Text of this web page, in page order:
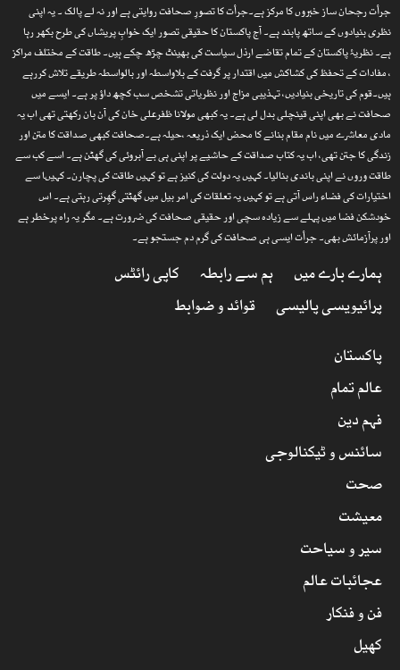
جرأت رجحان ساز خبروں کا مرکز ہے۔جرأت کا تصورِ صحافت روایتی ہے اور نہ لے پالک ۔ یہ اپنی
نظری بنیادوں کے ساتھ پابند ہے۔ آج پاکستان کا حقیقی تصور ایک خوابِ پریشاں کی طرح بکھر رہا
ہے۔ نظریۂ پاکستان کے تمام تقاضے ارذل سیاست کی بھینٹ چڑھ چکے ہیں۔ طاقت کے مختلف مراکز
، مفادات کے تحفظ کی کشاکش میں اقتدار پر گرفت کے بلاواسطہ اور بالواسطہ طریقے تلاش کررہے
ہیں۔قوم کی تاریخی بنیادیں، تہذیبی مزاج اور نظریاتی تشخص سب کچھ داؤ پر ہے۔ ایسے میں
صحافت نے بھی اپنی قینچلی بدل لی ہے۔ یہ کبھی مولانا ظفرعلی خان کی آن بان رکھتی تھی اب یہ
مادی معاشرے میں نام مقام بنانے کا محض ایک ذریعہ ،حیلہ ہے۔صحافت کبھی صداقت کا متن اور
زندگی کا جتن تھی، اب یہ کتاب صداقت کے حاشیے پر اپنی ہی بے آبروئی کی گھٹن ہے۔ اسے کب سے
طاقت وروں نے اپنی باندی بنالیا۔ کہیں یہ دولت کی کنیز ہے تو کہیں طاقت کی پچارن۔ کہیںا سے
اختیارات کی فضاء راس آتی ہے تو کہیں یہ تعلقات کی امر بیل میں گھٹتی گھِرتی رہتی ہے۔ اس
خودشکن فضا میں پہلے سے زیادہ سچی اور حقیقی صحافت کی ضرورت ہے۔ مگر یہ راہ پرخطر ہے
اور پرآزمائش بھی۔ جرأت ایسی ہی صحافت کی گرم دم جستجو ہے۔
ہمارے بارے میں ہم سے رابطہ
کاپی رائٹس
پرائیویسی پالیسی
قوائد و ضوابط
پاکستان
عالم تمام
فہم دین
سائنس و ٹیکنالوجی
صحت
معیشت
سیر و سیاحت
عجائبات عالم
فن و فنکار
کھیل